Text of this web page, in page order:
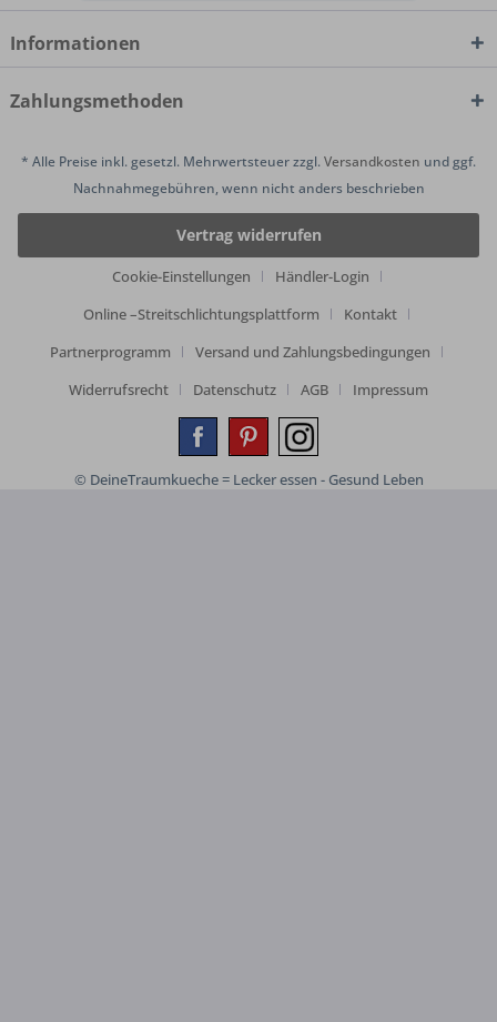
Informationen
Zahlungsmethoden
* Alle Preise inkl. gesetzl. Mehrwertsteuer zzgl.Versandkosten und ggf.
Nachnahmegebühren, wenn nicht anders beschrieben
Vertrag widerrufen
Cookie-Einstellungen
Händler-Login
Online –Streitschlichtungsplattform
Kontakt
Partnerprogramm
Versand und Zahlungsbedingungen
Widerrufsrecht
Datenschutz AGB Impressum
© DeineTraumkueche = Lecker essen - Gesund Leben